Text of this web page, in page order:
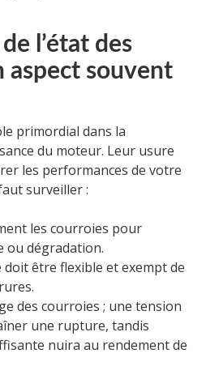
l’état des
aspect souvent
primordial dans la
du moteur. Leur usure
les performances de votre
surveiller :
les courroies pour
ou dégradation.
être flexible et exempt de
des courroies ; une tension
une rupture, tandis
nuira au rendement de